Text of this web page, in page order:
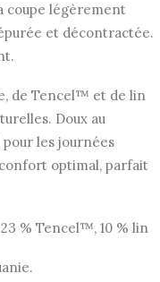
coupe légèrement
et décontractée.
de Tencel™ et de lin
Doux au
les journées
optimal, parfait
% Tencel™, 10 % lin